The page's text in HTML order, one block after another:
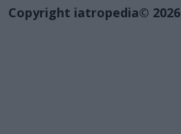
Copyright iatropedia© 2026